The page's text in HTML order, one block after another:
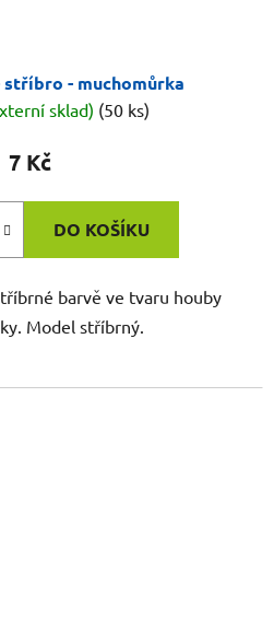
stříbro - muchomůrka
sklad) (50 ks)
7 Kč
DO KOŠÍKU
barvě ve tvaru houby
Model stříbrný.